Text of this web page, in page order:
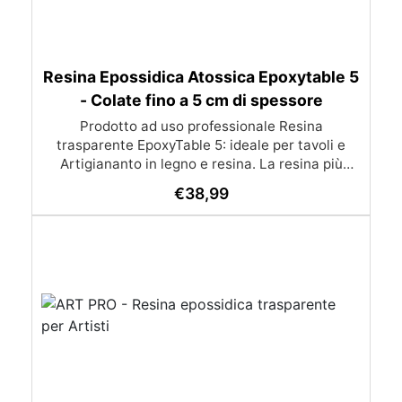
Resina Epossidica Atossica Epoxytable 5
- Colate fino a 5 cm di spessore
Prodotto ad uso professionale Resina
trasparente EpoxyTable 5: ideale per tavoli e
Artigiananto in legno e resina. La resina più
perfetta per colate di alto spessore fino a 5 cm.
Applicazioni Principali: Realizzazione di tavoli in
monete, pietre, ecc) Colate riempitive in
spessore dentro stampi e cassaforme
Caratteristiche principali: ✅ Bassissima
€38,99